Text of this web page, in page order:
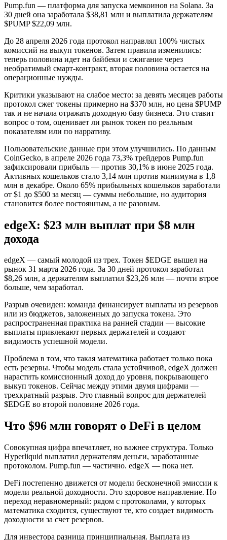
Pump.fun — платформа для запуска мемкоинов на Solana. За
30 дней она заработала $38,81 млн и выплатила держателям
$PUMP $22,09 млн.
До 28 апреля 2026 года протокол направлял 100% чистых
комиссий на выкуп токенов. Затем правила изменились:
теперь половина идет на байбеки и сжигание через
необратимый смарт-контракт, вторая половина остается на
операционные нужды.
Критики указывают на слабое место: за девять месяцев работы
протокол сжег токены примерно на $370 млн, но цена $PUMP
так и не начала отражать доходную базу бизнеса. Это ставит
вопрос о том, оценивает ли рынок токен по реальным
показателям или по нарративу.
Пользовательские данные при этом улучшились. По данным
CoinGecko, в апреле 2026 года 73,3% трейдеров Pump.fun
зафиксировали прибыль — против 30,1% в июне 2025 года.
Активных кошельков стало 3,14 млн против минимума в 1,8
млн в декабре. Около 65% прибыльных кошельков заработали
от $1 до $500 за месяц — суммы небольшие, но аудитория
становится более постоянным, а не разовым.
edgeX: $23 млн выплат при $8 млн
дохода
edgeX — самый молодой из трех. Токен $EDGE вышел на
рынок 31 марта 2026 года. За 30 дней протокол заработал
$8,26 млн, а держателям выплатил $23,26 млн — почти втрое
больше, чем заработал.
Разрыв очевиден: команда финансирует выплаты из резервов
или из бюджетов, заложенных до запуска токена. Это
распространенная практика на ранней стадии — высокие
выплаты привлекают первых держателей и создают
видимость успешной модели.
Проблема в том, что такая математика работает только пока
есть резервы. Чтобы модель стала устойчивой, edgeX должен
нарастить комиссионный доход до уровня, покрывающего
выкуп токенов. Сейчас между этими двумя цифрами —
трехкратный разрыв. Это главный вопрос для держателей
$EDGE во второй половине 2026 года.
Что $96 млн говорят о DeFi в целом
Совокупная цифра впечатляет, но важнее структура. Только
Hyperliquid выплатил держателям деньги, заработанные
протоколом. Pump.fun — частично. edgeX — пока нет.
DeFi постепенно движется от модели бесконечной эмиссии к
модели реальной доходности. Это здоровое направление. Но
переход неравномерный: рядом с протоколами, у которых
математика сходится, существуют те, кто создает видимость
доходности за счет резервов.
Для инвестора разница принципиальная. Выплата из